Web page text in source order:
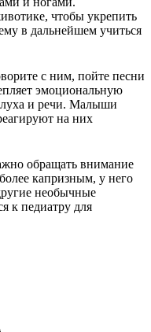
чтобы укрепить
в дальнейшем учиться
с ним, пойте песни
эмоциональную
и речи. Малыши
на них
обращать внимание
капризным, у него
необычные
к педиатру для